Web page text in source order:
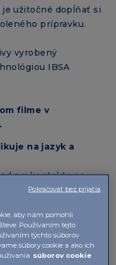
užitočné dopĺňať si
prípravku.
vyrobený
IBSA
filme v
na jazyk a
pri kontakte so
zložkua
nezaťažuje
aby nám pomohli
Používaním tejto
týchto súborov
súbory cookie a ako ich
súborov cookie
Pokračovať bez prijatia